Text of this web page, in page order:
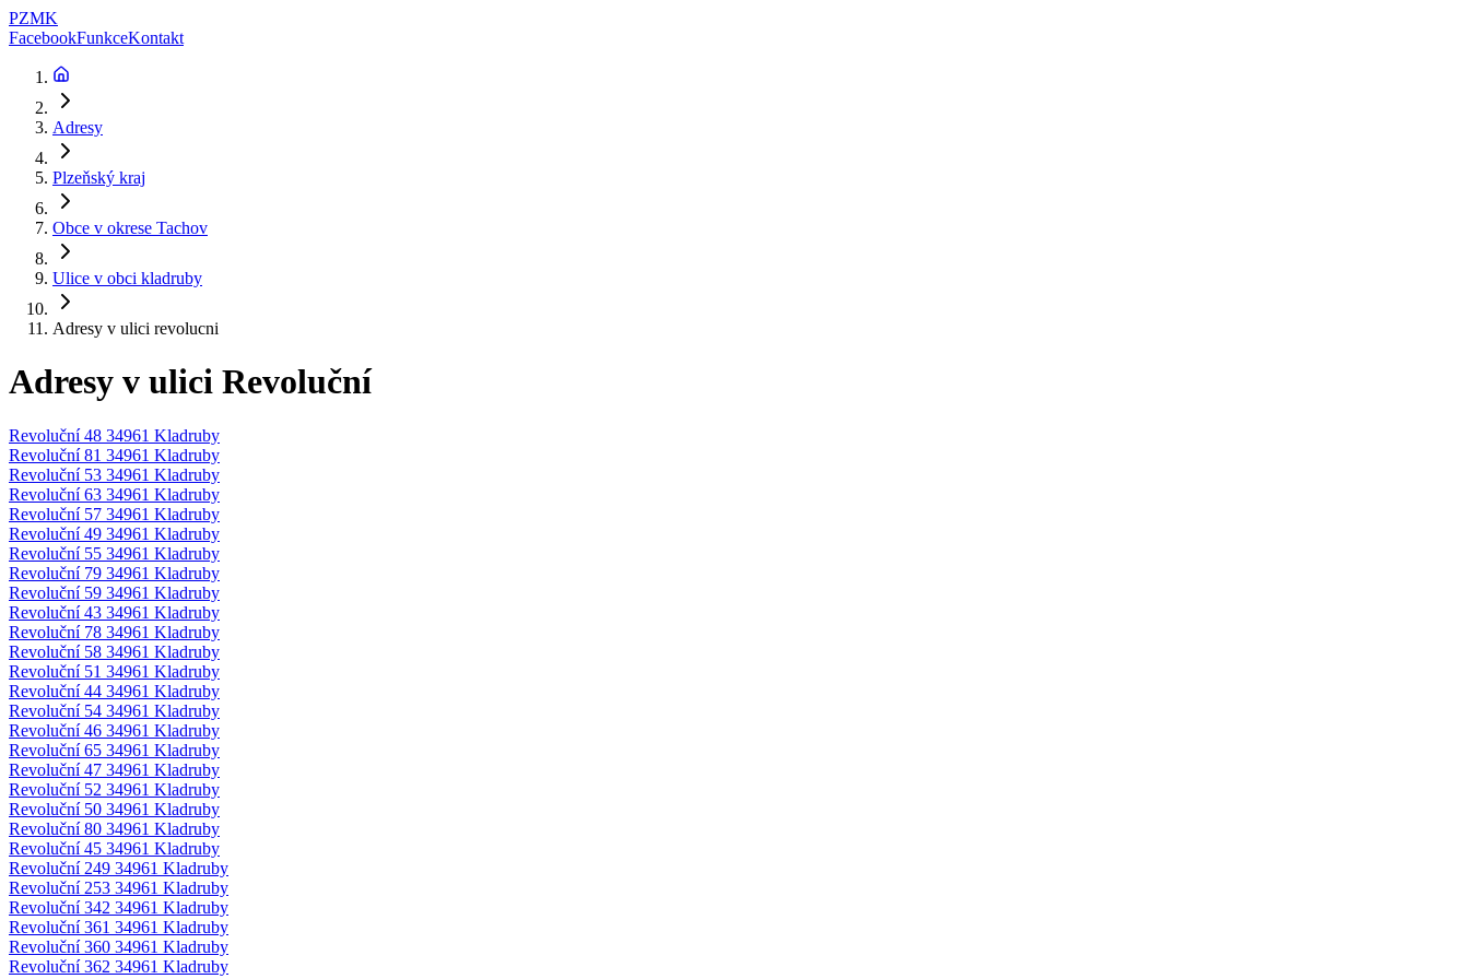
PZMK
FacebookFunkceKontakt
Adresy
Plzeňský kraj
Obce v okrese Tachov
Ulice v obci kladruby
Adresy v ulici revolucni
Adresy v ulici Revoluční
Revoluční 48 34961 Kladruby
Revoluční 81 34961 Kladruby
Revoluční 53 34961 Kladruby
Revoluční 63 34961 Kladruby
Revoluční 57 34961 Kladruby
Revoluční 49 34961 Kladruby
Revoluční 55 34961 Kladruby
Revoluční 79 34961 Kladruby
Revoluční 59 34961 Kladruby
Revoluční 43 34961 Kladruby
Revoluční 78 34961 Kladruby
Revoluční 58 34961 Kladruby
Revoluční 51 34961 Kladruby
Revoluční 44 34961 Kladruby
Revoluční 54 34961 Kladruby
Revoluční 46 34961 Kladruby
Revoluční 65 34961 Kladruby
Revoluční 47 34961 Kladruby
Revoluční 52 34961 Kladruby
Revoluční 50 34961 Kladruby
Revoluční 80 34961 Kladruby
Revoluční 45 34961 Kladruby
Revoluční 249 34961 Kladruby
Revoluční 253 34961 Kladruby
Revoluční 342 34961 Kladruby
Revoluční 361 34961 Kladruby
Revoluční 360 34961 Kladruby
Revoluční 362 34961 Kladruby